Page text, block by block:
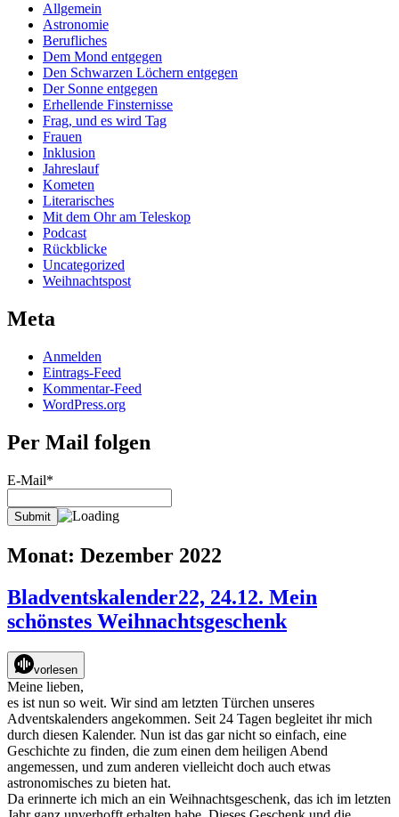
Allgemein
Astronomie
Berufliches
Dem Mond entgegen
Den Schwarzen Löchern entgegen
Der Sonne entgegen
Erhellende Finsternisse
Frag, und es wird Tag
Frauen
Inklusion
Jahreslauf
Kometen
Literarisches
Mit dem Ohr am Teleskop
Podcast
Rückblicke
Uncategorized
Weihnachtspost
Meta
Anmelden
Eintrags-Feed
Kommentar-Feed
WordPress.org
Per Mail folgen
E-Mail*
Monat: Dezember 2022
Bladventskalender22, 24.12. Mein
schönstes Weihnachtsgeschenk
vorlesen
Meine lieben,
es ist nun so weit. Wir sind am letzten Türchen unseres
Adventskalenders angekommen. Seit 24 Tagen begleitet ihr mich
durch diesen Kalender. Nun ist das gar nicht so einfach, eine
Geschichte zu finden, die zum einen dem heiligen Abend
angemessen, und zum anderen vielleicht doch auch etwas
astronomisches zu bieten hat.
Da erinnerte ich mich an ein Weihnachtsgeschenk, das ich im letzten